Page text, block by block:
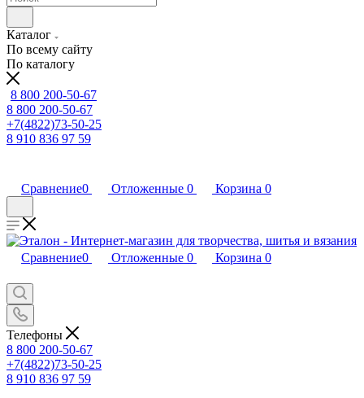
Каталог
По всему сайту
По каталогу
8 800 200-50-67
8 800 200-50-67
+7(4822)73-50-25
8 910 836 97 59
Сравнение0 Отложенные 0 Корзина 0
Сравнение0 Отложенные 0 Корзина 0
Телефоны
8 800 200-50-67
+7(4822)73-50-25
8 910 836 97 59